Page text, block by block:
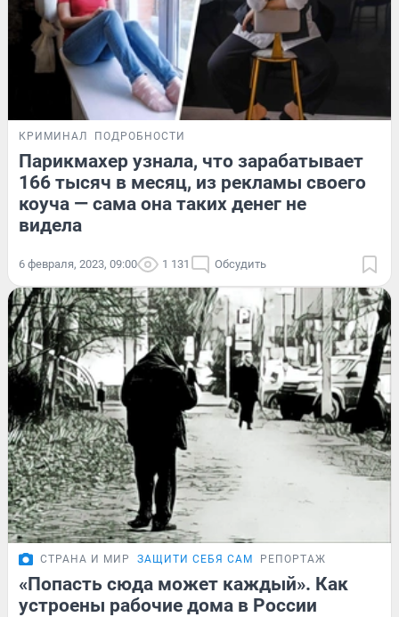
КРИМИНАЛ ПОДРОБНОСТИ
Парикмахер узнала, что зарабатывает
166 тысяч в месяц, из рекламы своего
коуча — сама она таких денег не
видела
6 февраля, 2023, 09:00 1 131 Обсудить
СТРАНА И МИР ЗАЩИТИ СЕБЯ САМ РЕПОРТАЖ
«Попасть сюда может каждый». Как
устроены рабочие дома в России